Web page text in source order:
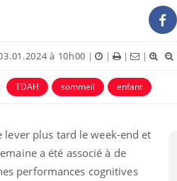
à 10h00 | | | |
TDAH sommeil enfant
lever plus tard le week-end et
a été associé à de
performances cognitives